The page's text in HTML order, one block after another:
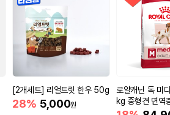
[2개세트] 리얼트릿 한우 50g
28% 5,000원
로얄캐닌 독 미
kg 중형견 면역